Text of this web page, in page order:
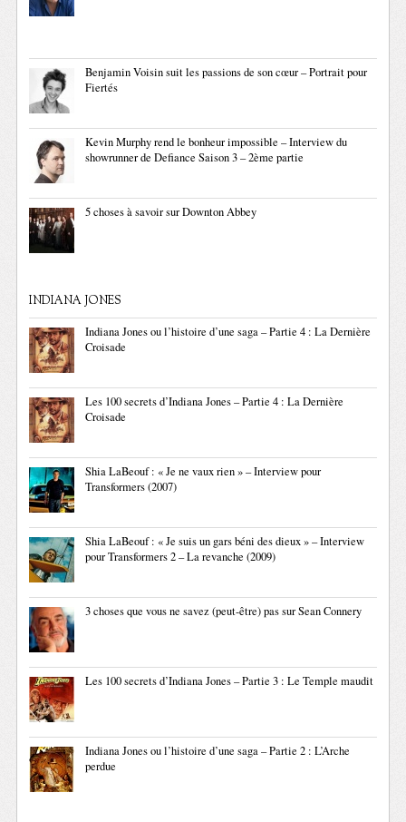
Benjamin Voisin suit les passions de son cœur – Portrait pour
Fiertés
Kevin Murphy rend le bonheur impossible – Interview du
showrunner de Defiance Saison 3 – 2ème partie
5 choses à savoir sur Downton Abbey
INDIANA JONES
Indiana Jones ou l’histoire d’une saga – Partie 4 : La Dernière
Croisade
Les 100 secrets d’Indiana Jones – Partie 4 : La Dernière
Croisade
Shia LaBeouf : « Je ne vaux rien » – Interview pour
Transformers (2007)
Shia LaBeouf : « Je suis un gars béni des dieux » – Interview
pour Transformers 2 – La revanche (2009)
3 choses que vous ne savez (peut-être) pas sur Sean Connery
Les 100 secrets d’Indiana Jones – Partie 3 : Le Temple maudit
Indiana Jones ou l’histoire d’une saga – Partie 2 : L’Arche
perdue